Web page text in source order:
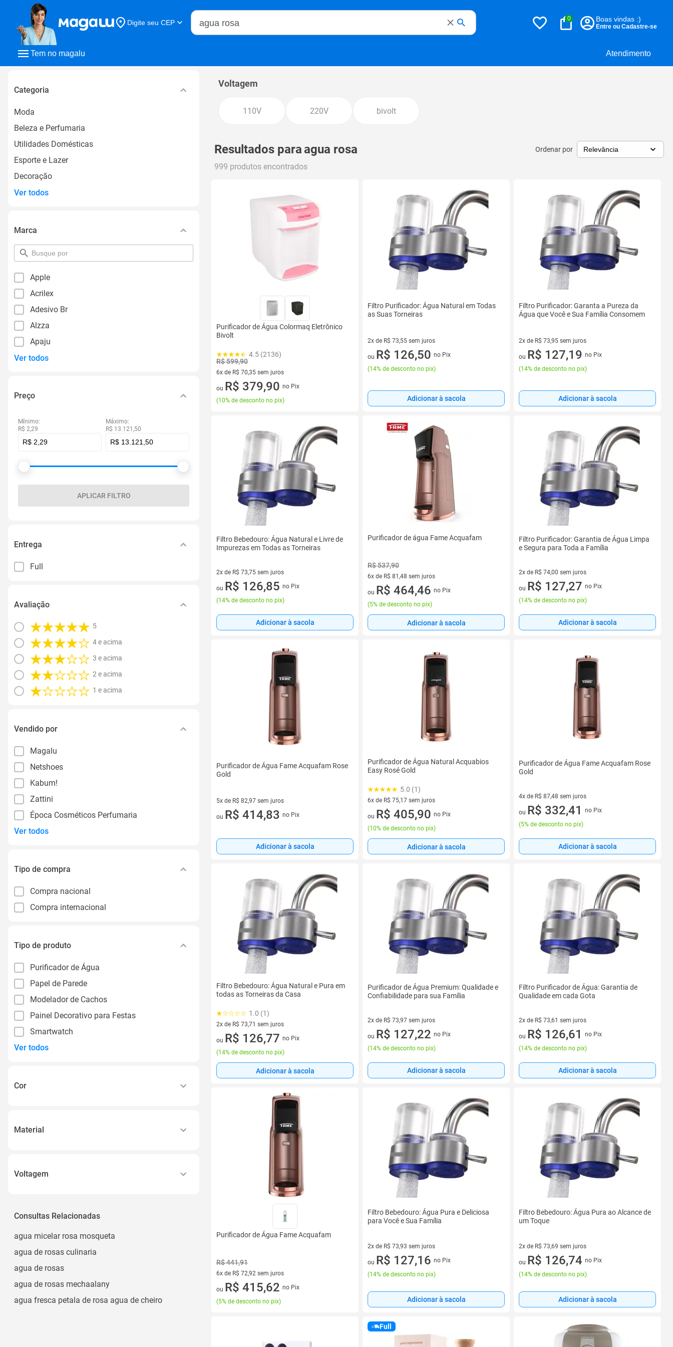
Tem no magalu Atendimento
Digite seu CEP
Buscar no Magalu
0 Boas vindas :)
Entre ou Cadastre-se
Categoria
Moda
Beleza e Perfumaria
Utilidades Domésticas
Esporte e Lazer
Decoração
Ver todos
Marca
pesquisar
por
Apple
Acrilex
Adesivo Br
Alzza
Apaju
Ver todos
Preço
Mínimo:
R$ 2,29
Máximo:
R$ 13.121,50
APLICAR FILTRO
Entrega
Full
Avaliação
5
4 e acima
3 e acima
2 e acima
1 e acima
Vendido por
Magalu
Netshoes
Kabum!
Zattini
Época Cosméticos Perfumaria
Ver todos
Tipo de compra
Compra nacional
Compra internacional
Tipo de produto
Purificador de Água
Papel de Parede
Modelador de Cachos
Painel Decorativo para Festas
Smartwatch
Ver todos
Cor
escolher-preto-rosa-pink-amarelo-branco-azul-
tiffani-laranja-roxo-lilas-vermelho-verde
Amarelo
Ver todos
Material
Algodão
Ver todos
Voltagem
220v
Consultas Relacionadas
agua micelar rosa mosqueta
agua de rosas culinaria
agua de rosas
agua de rosas mechaalany
agua fresca petala de rosa agua de cheiro
Voltagem
110V 220V bivolt
Resultados paraagua rosa Ordenar por
999 produtos encontrados
Purificador de Água Colormaq Eletrônico
Bivolt
4.5 (2136)
R$ 599,90
6x de R$ 70,35 sem juros
6 vez de R$ 70,35 sem juros
ou R$ 379,90 no Pix
(10% de desconto no pix)
Filtro Purificador: Água Natural em Todas
as Suas Torneiras
2x de R$ 73,55 sem juros
2 vez de R$ 73,55 sem juros
ou R$ 126,50 no Pix
(14% de desconto no pix)
Adicionar à sacola
Filtro Purificador: Garanta a Pureza da
Água que Você e Sua Família Consomem
2x de R$ 73,95 sem juros
2 vez de R$ 73,95 sem juros
ou R$ 127,19 no Pix
(14% de desconto no pix)
Adicionar à sacola
Filtro Bebedouro: Água Natural e Livre de
Impurezas em Todas as Torneiras
2x de R$ 73,75 sem juros
2 vez de R$ 73,75 sem juros
ou R$ 126,85 no Pix
(14% de desconto no pix)
Adicionar à sacola
Purificador de água Fame Acquafam
R$ 537,90
6x de R$ 81,48 sem juros
6 vez de R$ 81,48 sem juros
ou R$ 464,46 no Pix
(5% de desconto no pix)
Adicionar à sacola
Filtro Purificador: Garantia de Água Limpa
e Segura para Toda a Família
2x de R$ 74,00 sem juros
2 vez de R$ 74,00 sem juros
ou R$ 127,27 no Pix
(14% de desconto no pix)
Adicionar à sacola
Purificador de Água Fame Acquafam Rose
Gold
5x de R$ 82,97 sem juros
5 vez de R$ 82,97 sem juros
ou R$ 414,83 no Pix
Adicionar à sacola
Purificador de Água Natural Acquabios
Easy Rosé Gold
5.0 (1)
6x de R$ 75,17 sem juros
6 vez de R$ 75,17 sem juros
ou R$ 405,90 no Pix
(10% de desconto no pix)
Adicionar à sacola
Purificador de Água Fame Acquafam Rose
Gold
4x de R$ 87,48 sem juros
4 vez de R$ 87,48 sem juros
ou R$ 332,41
no Pix
(5% de desconto no pix)
Adicionar à sacola
Filtro Bebedouro: Água Natural e Pura em
todas as Torneiras da Casa
1.0 (1)
2x de R$ 73,71 sem juros
2 vez de R$ 73,71 sem juros
ou R$ 126,77 no Pix
(14% de desconto no pix)
Adicionar à sacola
Purificador de Água Premium: Qualidade e
Confiabilidade para sua Família
2x de R$ 73,97 sem juros
2 vez de R$ 73,97 sem juros
ou R$ 127,22 no Pix
(14% de desconto no pix)
Adicionar à sacola
Filtro Purificador de Água: Garantia de
Qualidade em cada Gota
2x de R$ 73,61 sem juros
2 vez de R$ 73,61 sem juros
ou R$ 126,61
no Pix
(14% de desconto no pix)
Adicionar à sacola
Purificador de Água Fame Acquafam
R$ 441,91
6x de R$ 72,92 sem juros
6 vez de R$ 72,92 sem juros
ou R$ 415,62 no Pix
(5% de desconto no pix)
Filtro Bebedouro: Água Pura e Deliciosa
para Você e Sua Família
2x de R$ 73,93 sem juros
2 vez de R$ 73,93 sem juros
ou R$ 127,16 no Pix
(14% de desconto no pix)
Adicionar à sacola
Filtro Bebedouro: Água Pura ao Alcance de
um Toque
2x de R$ 73,69 sem juros
2 vez de R$ 73,69 sem juros
ou R$ 126,74 no Pix
(14% de desconto no pix)
Adicionar à sacola
Full